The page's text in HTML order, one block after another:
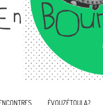
ÉVOUZÉTOULA?